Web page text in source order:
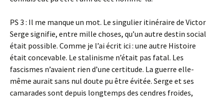
PS 3 : Il me manque un mot. Le singulier itinéraire de Victor
Serge signifie, entre mille choses, qu’un autre destin social
était possible. Comme je l’ai écrit ici : une autre Histoire
était concevable. Le stalinisme n’était pas fatal. Les
fascismes n’avaient rien d’une certitude. La guerre elle-
même aurait sans nul doute pu être évitée. Serge et ses
camarades sont depuis longtemps des cendres froides,